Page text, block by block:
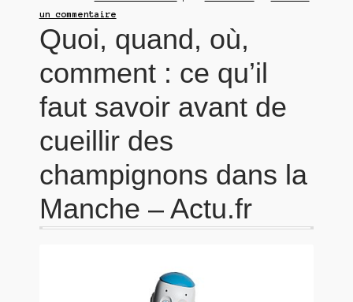
un commentaire
Quoi, quand, où,
comment : ce qu’il
faut savoir avant de
cueillir des
champignons dans la
Manche – Actu.fr